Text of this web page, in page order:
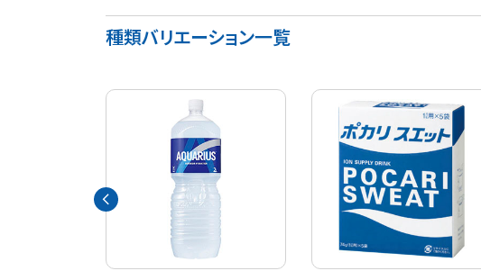
種類バリエーション一覧